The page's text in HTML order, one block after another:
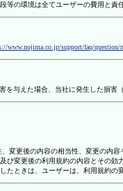
等の環境は全てユーザーの費用と
www.nojima.co.jp/support/faq/question/
与えた場合、当社に発生した損害
変更後の内容の相当性、変更の内
び変更後の利用規約の内容とその効
ときは、ユーザーは、利用規約の